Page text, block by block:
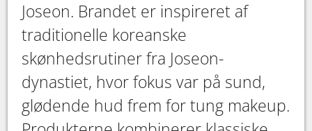
Joseon. Brandet er inspireret af
traditionelle koreanske
skønhedsrutiner fra Joseon-
dynastiet, hvor fokus var på sund,
glødende hud frem for tung makeup.